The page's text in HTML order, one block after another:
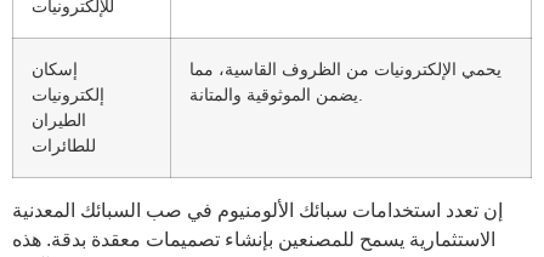
للإلكترونيات
إسكان
إلكترونيات
الطيران
للطائرات
يحمي الإلكترونيات من الظروف القاسية، مما
يضمن الموثوقية والمتانة.
إن تعدد استخدامات سبائك الألومنيوم في صب السبائك المعدنية
الاستثمارية يسمح للمصنعين بإنشاء تصميمات معقدة بدقة. هذه